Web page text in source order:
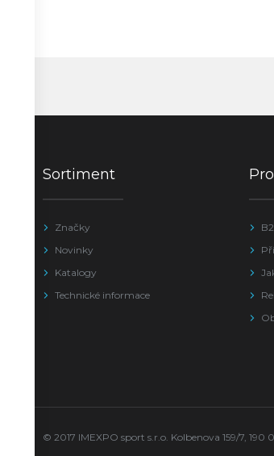
Sortiment
Značky
Novinky
Katalogy
Technické informace
© 2017 IMEXPO sport s.r.o. Kolbenova 159/7,